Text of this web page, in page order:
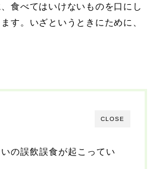
食べてはいけないものを口にし
す。いざというときにために、
CLOSE
の誤飲誤食が起こってい